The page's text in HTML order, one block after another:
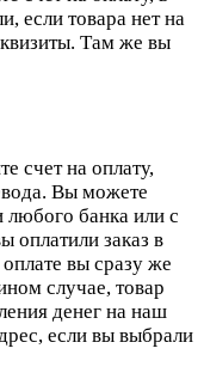
если товара нет на
Там же вы
счет на оплату,
Вы можете
любого банка или с
оплатили заказ в
вы сразу же
случае, товар
денег на наш
если вы выбрали